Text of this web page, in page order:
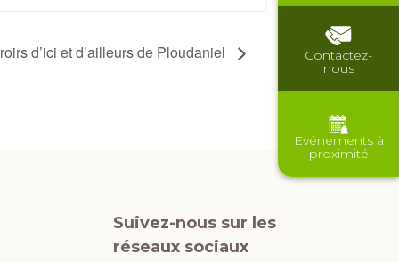
Contactez-
nous
Evénements à
proximité
d’ici et d’ailleurs de Ploudaniel
Suivez-nous sur les
réseaux sociaux